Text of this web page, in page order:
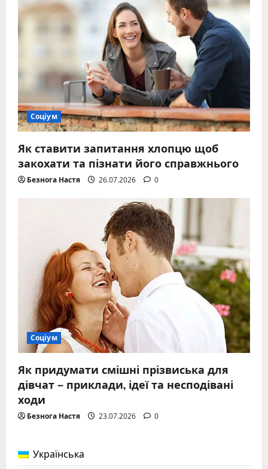
Соціум
Як ставити запитання хлопцю щоб
закохати та пізнати його справжнього
Безнога Настя 26.07.2026 0
Соціум
Як придумати смішні прізвиська для
дівчат – приклади, ідеї та несподівані
ходи
Безнога Настя 23.07.2026 0
Українська